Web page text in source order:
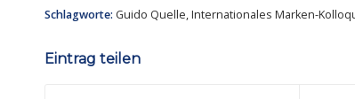
Schlagworte: Guido Quelle,Internationales Marken-
Eintrag teilen